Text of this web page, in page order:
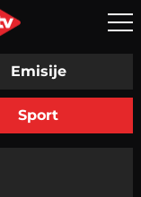
Emisije
Sport